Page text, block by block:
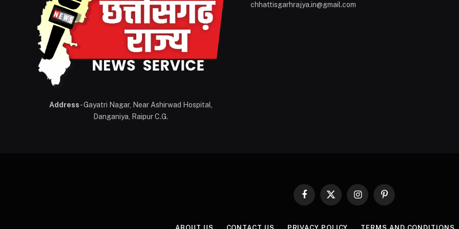
Address- Gayatri Nagar, Near Ashirwad Hospital,
Danganiya, Raipur C.G.
chhattisgarhrajya.in@gmail.com
Facebook
X
InstagramPinterest